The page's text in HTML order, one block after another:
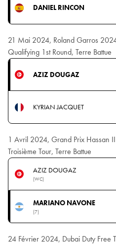
DANIEL RINCON
21 Mai 2024, Roland Garros
Qualifying 1st Round, Terre Battue
AZIZ DOUGAZ
KYRIAN JACQUET
1 Avril 2024, Grand Prix Hassan
Troisième Tour, Terre Battue
AZIZ DOUGAZ
(WC)
MARIANO NAVONE
(7)
24 Février 2024, Dubai Duty Free